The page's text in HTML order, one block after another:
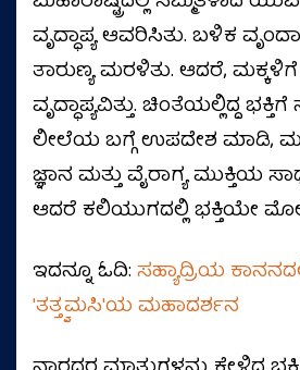
ವೃದ್ಧಾಪ್ಯ ಆವರಿಸಿತು. ಬಳಿಕ
ತಾರುಣ್ಯ ಮರಳಿತು. ಆದರೆ,
ವೃದ್ಧಾಪ್ಯವಿತ್ತು. ಚಿಂತೆಯಲ್ಲಿದ್ದ
ಲೀಲೆಯ ಬಗ್ಗೆ ಉಪದೇಶ ಮಾಡಿ,
ಜ್ಞಾನ ಮತ್ತು ವೈರಾಗ್ಯ ಮುಕ್ತಿಯ
ಆದರೆ ಕಲಿಯುಗದಲ್ಲಿ ಭಕ್ತಿಯೇ
ಇದನ್ನೂ ಓದಿ:ಸಹ್ಯಾದ್ರಿಯ
'ತತ್ತ್ವಮಸಿ'ಯ ಮಹಾದರ್ಶನ